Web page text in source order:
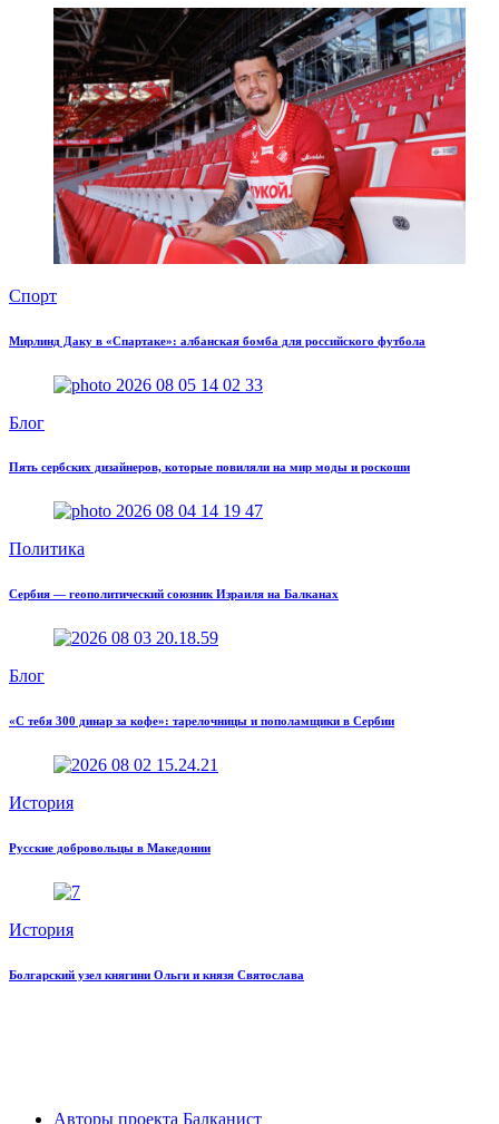
Спорт
Мирлинд Даку в «Спартаке»: албанская бомба для российского футбола
Блог
Пять сербских дизайнеров, которые повиляли на мир моды и роскоши
Политика
Сербия — геополитический союзник Израиля на Балканах
Блог
«С тебя 300 динар за кофе»: тарелочницы и пополамщики в Сербии
История
Русские добровольцы в Македонии
История
Болгарский узел княгини Ольги и князя Святослава
Авторы проекта Балканист